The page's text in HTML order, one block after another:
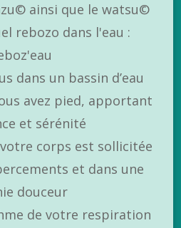
ainsi que le watsu©
rebozo dans l'eau :
dans un bassin d’eau
avez pied, apportant
et sérénité
corps est sollicitée
et dans une
douceur
de votre respiration